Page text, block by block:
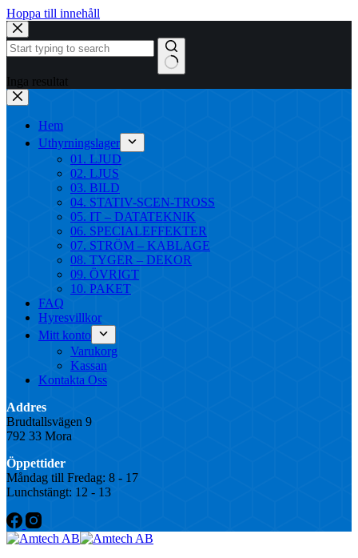
Hoppa till innehåll
Inga resultat
Hem
Uthyrningslager
01. LJUD
02. LJUS
03. BILD
04. STATIV-SCEN-TROSS
05. IT – DATATEKNIK
06. SPECIALEFFEKTER
07. STRÖM – KABLAGE
08. TYGER – DEKOR
09. ÖVRIGT
10. PAKET
FAQ
Hyresvillkor
Mitt konto
Varukorg
Kassan
Kontakta Oss
Addres
Brudtallsvägen 9
792 33 Mora
Öppettider
Måndag till Fredag: 8 - 17
Lunchstängt: 12 - 13